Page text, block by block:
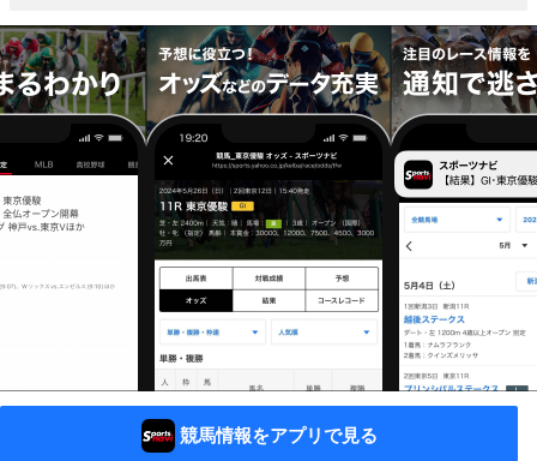
競馬情報をアプリで見る